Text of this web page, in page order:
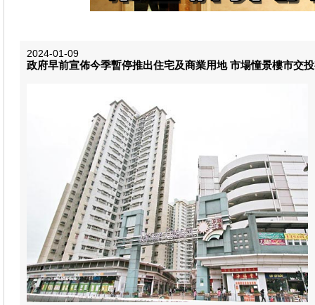
2024-01-09
政府早前宣佈今季暫停推出住宅及商業用地 市場憧景樓市交